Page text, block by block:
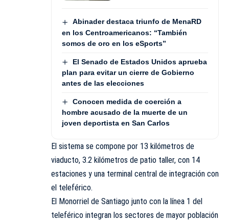
Abinader destaca triunfo de MenaRD
en los Centroamericanos: “También
somos de oro en los eSports”
El Senado de Estados Unidos aprueba
plan para evitar un cierre de Gobierno
antes de las elecciones
Conocen medida de coerción a
hombre acusado de la muerte de un
joven deportista en San Carlos
El sistema se compone por 13 kilómetros de
viaducto, 3.2 kilómetros de patio taller, con 14
estaciones y una terminal central de integración con
el teleférico.
El Monorriel de Santiago junto con la línea 1 del
teleférico integran los sectores de mayor población